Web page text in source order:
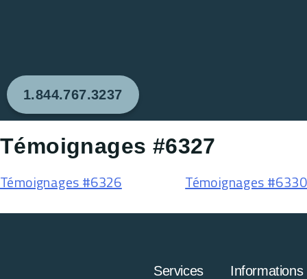
1.844.767.3237
Témoignages #6327
Témoignages #6326 Témoignages #6330
Services
Informations